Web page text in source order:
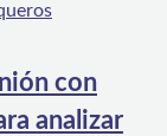
con
analizar